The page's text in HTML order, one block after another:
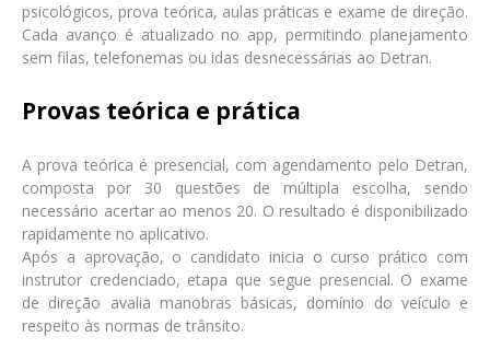
psicológicos, prova teórica, aulas práticas e exame de direção.
Cada avanço é atualizado no app, permitindo planejamento
sem filas, telefonemas ou idas desnecessárias ao Detran.
Provas teórica e prática
A prova teórica é presencial, com agendamento pelo Detran,
composta por 30 questões de múltipla escolha, sendo
necessário acertar ao menos 20. O resultado é disponibilizado
rapidamente no aplicativo.
Após a aprovação, o candidato inicia o curso prático com
instrutor credenciado, etapa que segue presencial. O exame
de direção avalia manobras básicas, domínio do veículo e
respeito às normas de trânsito.